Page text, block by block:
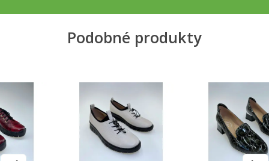
Podobné produkty